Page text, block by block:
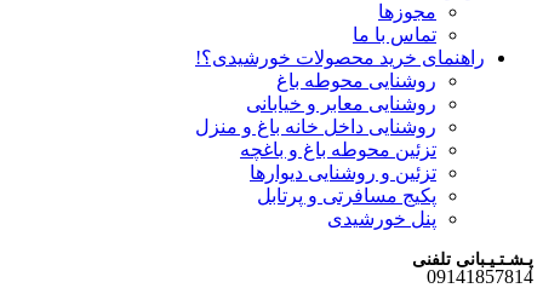
مجوزها
تماس با ما
راهنمای خرید محصولات خورشیدی؟!
روشنایی محوطه باغ
روشنایی معابر و خیابانی
روشنایی داخل خانه باغ و منزل
تزئین محوطه باغ و باغچه
تزئین و روشنایی دیوارها
پکیج مسافرتی و پرتابل
پنل خورشیدی
پـشـتـیـبانی تلفنی
09141857814